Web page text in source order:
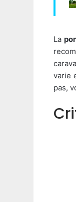
La
varie
pas,